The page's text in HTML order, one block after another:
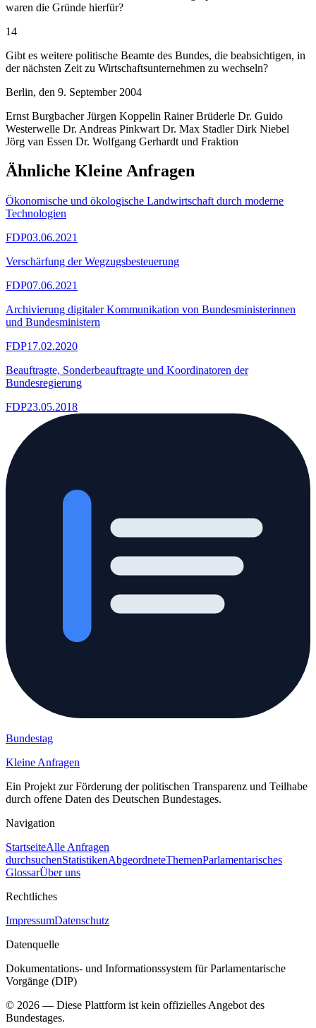
waren die Gründe hierfür?
14
Gibt es weitere politische Beamte des Bundes, die beabsichtigen, in
der nächsten Zeit zu Wirtschaftsunternehmen zu wechseln?
Berlin, den 9. September 2004
Ernst Burgbacher Jürgen Koppelin Rainer Brüderle Dr. Guido
Westerwelle Dr. Andreas Pinkwart Dr. Max Stadler Dirk Niebel
Jörg van Essen Dr. Wolfgang Gerhardt und Fraktion
Ähnliche Kleine Anfragen
Ökonomische und ökologische Landwirtschaft durch moderne
Technologien
FDP03.06.2021
Verschärfung der Wegzugsbesteuerung
FDP07.06.2021
Archivierung digitaler Kommunikation von Bundesministerinnen
und Bundesministern
FDP17.02.2020
Beauftragte, Sonderbeauftragte und Koordinatoren der
Bundesregierung
FDP23.05.2018
Bundestag
Kleine Anfragen
Ein Projekt zur Förderung der politischen Transparenz und Teilhabe
durch offene Daten des Deutschen Bundestages.
Navigation
StartseiteAlle Anfragen
durchsuchenStatistikenAbgeordneteThemenParlamentarisches
GlossarÜber uns
Rechtliches
ImpressumDatenschutz
Datenquelle
Dokumentations- und Informationssystem für Parlamentarische
Vorgänge (DIP)
© 2026 — Diese Plattform ist kein offizielles Angebot des
Bundestages.